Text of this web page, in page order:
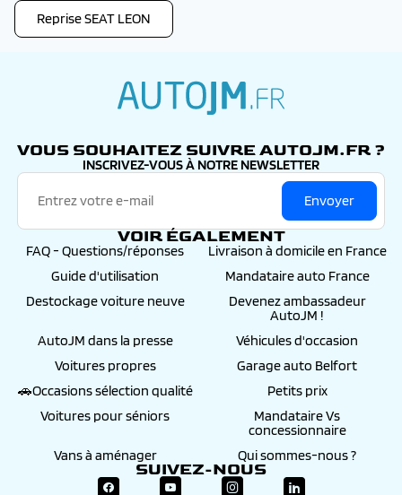
Reprise SEAT LEON
VOUS SOUHAITEZ SUIVRE AUTOJM.FR ?
INSCRIVEZ-VOUS À NOTRE NEWSLETTER
Envoyer
VOIR ÉGALEMENT
FAQ - Questions/réponses
Livraison à domicile en France
Guide d'utilisation
Mandataire auto France
Destockage voiture neuve
Devenez ambassadeur
AutoJM !
AutoJM dans la presse
Véhicules d'occasion
Voitures propres
Garage auto Belfort
🚗Occasions sélection qualité
Petits prix
Voitures pour séniors
Mandataire Vs
concessionnaire
Vans à aménager
Qui sommes-nous ?
SUIVEZ-NOUS